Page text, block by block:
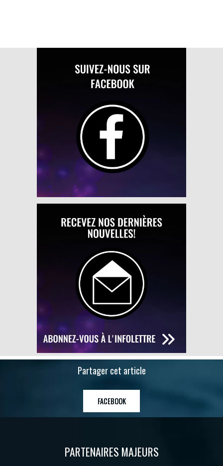
Partager cet article
FACEBOOK
PARTENAIRES MAJEURS